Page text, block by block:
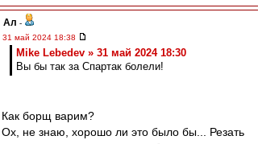
Ал -
31 май 2024 18:38
Mike Lebedev » 31 май 2024 18:30
Вы бы так за Спартак болели!
Как борщ варим?
Ох, не знаю, хорошо ли это было бы... Резать